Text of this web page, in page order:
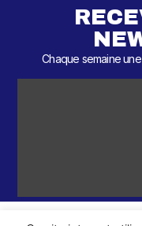
Chaque semaine